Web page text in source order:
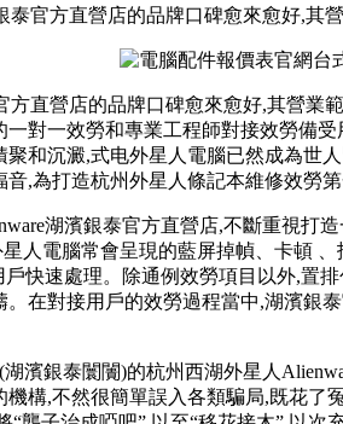
官方直營店的品牌口碑愈來愈好,其
營店的品牌口碑愈來愈好,其營業範
一效勞和專業工程師對接效勞備受
積聚和沉澱,式电外星人電腦已然成為
打造杭州外星人條記本維修效勞第一
湖濱銀泰官方直營店,不斷重視打造
腦常會呈現的藍屏掉幀 、卡頓 
處理。除通例效勞項目以外,置排
。在對接用戶的效勞過程當中,
泰闤闠)的杭州西湖外星人
構,不然很簡單誤入各類騙局,既花了